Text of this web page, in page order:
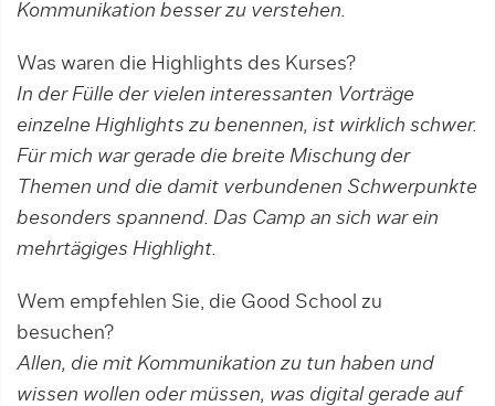
Kommunikation besser zu verstehen.
Was waren die Highlights des Kurses?
In der Fülle der vielen interessanten Vorträge
einzelne Highlights zu benennen, ist wirklich schwer.
Für mich war gerade die breite Mischung der
Themen und die damit verbundenen Schwerpunkte
besonders spannend. Das Camp an sich war ein
mehrtägiges Highlight.
Wem empfehlen Sie, die Good School zu
besuchen?
Allen, die mit Kommunikation zu tun haben und
wissen wollen oder müssen, was digital gerade auf